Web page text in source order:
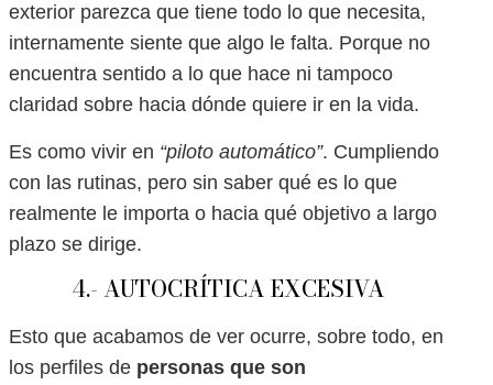
exterior parezca que tiene todo lo que necesita,
internamente siente que algo le falta. Porque no
encuentra sentido a lo que hace ni tampoco
claridad sobre hacia dónde quiere ir en la vida.
Es como vivir en “piloto automático”. Cumpliendo
con las rutinas, pero sin saber qué es lo que
realmente le importa o hacia qué objetivo a largo
plazo se dirige.
4.- AUTOCRÍTICA EXCESIVA
Esto que acabamos de ver ocurre, sobre todo, en
los perfiles de personas que son